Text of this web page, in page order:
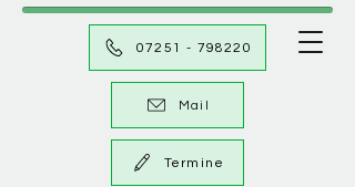
Mail
07251 - 798220
Termine